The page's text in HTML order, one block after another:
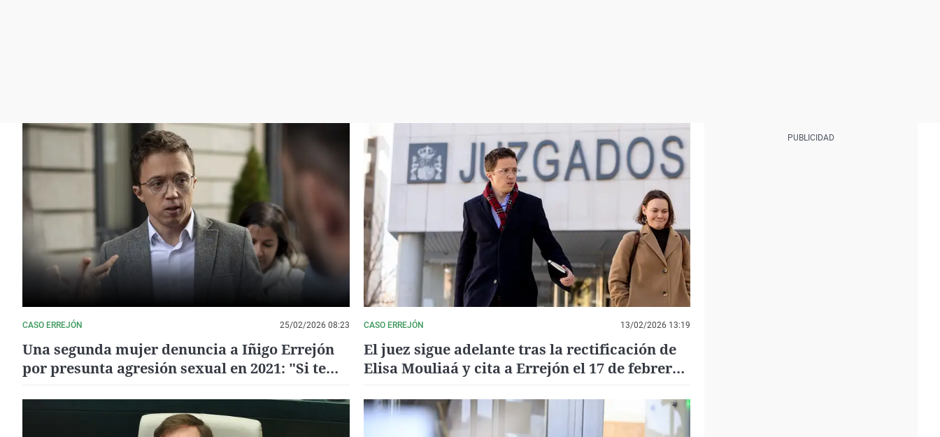
CASO ERREJÓN 25/02/2026 08:23
Una segunda mujer denuncia a Iñigo Errejón
por presunta agresión sexual en 2021: "Si te
CASO ERREJÓN 13/02/2026 13:19
El juez sigue adelante tras la rectificación de
Elisa Mouliaá y cita a Errejón el 17 de febrero